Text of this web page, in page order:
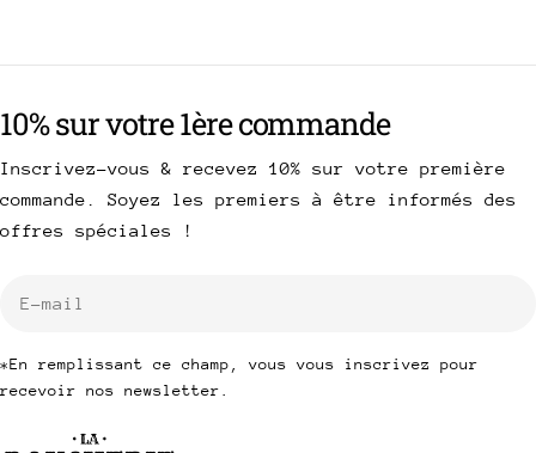
10% sur votre 1ère commande
Inscrivez-vous & recevez 10% sur votre première
commande. Soyez les premiers à être informés des
offres spéciales !
*En remplissant ce champ, vous vous inscrivez pour
recevoir nos newsletter.